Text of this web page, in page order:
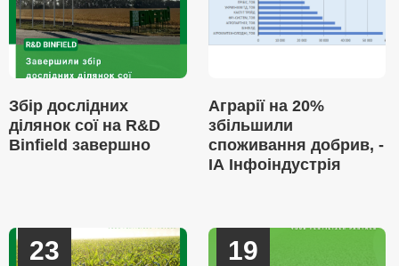
Збір дослідних
ділянок сої на R&D
Binfield завершно
Аграрії на 20%
збільшили
споживання добрив, -
ІА Інфоіндустрія
23 19